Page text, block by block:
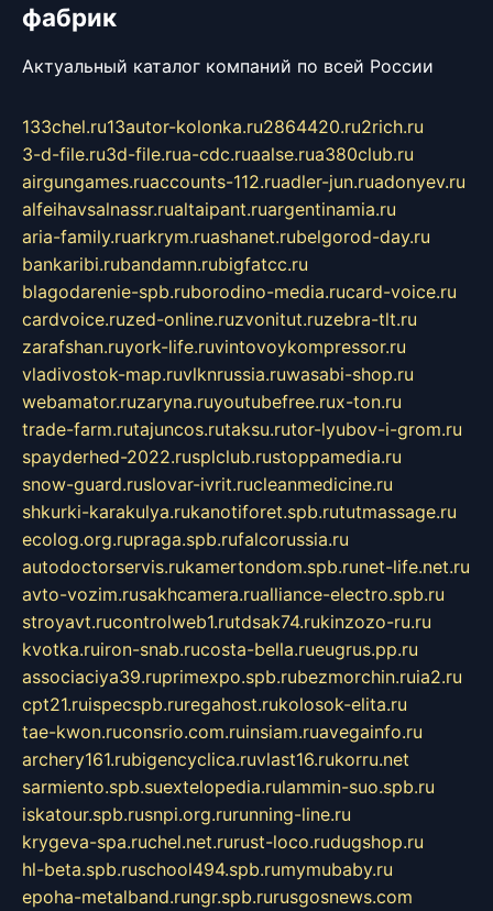
фабрик
Актуальный каталог компаний по всей России
133chel.ru13autor-kolonka.ru2864420.ru2rich.ru
3-d-file.ru3d-file.rua-cdc.ruaalse.rua380club.ru
airgungames.ruaccounts-112.ruadler-jun.ruadonyev.ru
alfeihavsalnassr.rualtaipant.ruargentinamia.ru
aria-family.ruarkrym.ruashanet.rubelgorod-day.ru
bankaribi.rubandamn.rubigfatcc.ru
blagodarenie-spb.ruborodino-media.rucard-voice.ru
cardvoice.ruzed-online.ruzvonitut.ruzebra-tlt.ru
zarafshan.ruyork-life.ruvintovoykompressor.ru
vladivostok-map.ruvlknrussia.ruwasabi-shop.ru
webamator.ruzaryna.ruyoutubefree.rux-ton.ru
trade-farm.rutajuncos.rutaksu.rutor-lyubov-i-grom.ru
spayderhed-2022.rusplclub.rustoppamedia.ru
snow-guard.ruslovar-ivrit.rucleanmedicine.ru
shkurki-karakulya.rukanotiforet.spb.rututmassage.ru
ecolog.org.rupraga.spb.rufalcorussia.ru
autodoctorservis.rukamertondom.spb.runet-life.net.ru
avto-vozim.rusakhcamera.rualliance-electro.spb.ru
stroyavt.rucontrolweb1.rutdsak74.rukinzozo-ru.ru
kvotka.ruiron-snab.rucosta-bella.rueugrus.pp.ru
associaciya39.ruprimexpo.spb.rubezmorchin.ruia2.ru
cpt21.ruispecspb.ruregahost.rukolosok-elita.ru
tae-kwon.ruconsrio.com.ruinsiam.ruavegainfo.ru
archery161.rubigencyclica.ruvlast16.rukorru.net
sarmiento.spb.suextelopedia.rulammin-suo.spb.ru
iskatour.spb.rusnpi.org.rurunning-line.ru
krygeva-spa.ruchel.net.rurust-loco.rudugshop.ru
hl-beta.spb.ruschool494.spb.rumymubaby.ru
epoha-metalband.rungr.spb.rurusgosnews.com